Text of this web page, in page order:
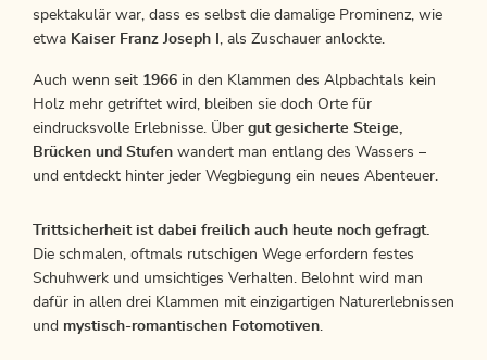
spektakulär war, dass es selbst die damalige Prominenz, wie
etwa Kaiser Franz Joseph I , als Zuschauer anlockte.
Auch wenn seit 1966 in den Klammen des Alpbachtals kein
Holz mehr getriftet wird, bleiben sie doch Orte für
eindrucksvolle Erlebnisse. Über gut gesicherte Steige,
Brücken und Stufen wandert man entlang des Wassers –
und entdeckt hinter jeder Wegbiegung ein neues Abenteuer.
Trittsicherheit ist dabei freilich auch heute noch gefragt.
Die schmalen, oftmals rutschigen Wege erfordern festes
Schuhwerk und umsichtiges Verhalten. Belohnt wird man
dafür in allen drei Klammen mit einzigartigen Naturerlebnissen
und mystisch-romantischen Fotomotiven